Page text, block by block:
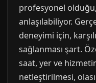
profesyonel
anlaşılabiliyor.
deneyimi için,
sağlanması şart.
saat, yer ve
netleştirilmesi,